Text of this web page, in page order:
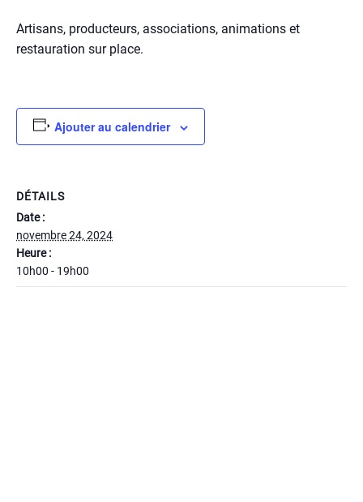
Artisans, producteurs, associations, animations et
restauration sur place.
Ajouter au calendrier
DÉTAILS
Date :
novembre 24, 2024
Heure :
10h00 - 19h00